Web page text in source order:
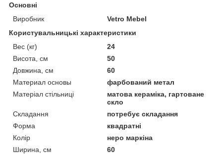
Основні
Виробник
Vetro Mebel
Користувальницькі характеристики
Вес (кг)
24
Висота, см
50
Довжина, см
60
Материал основы
фарбований метал
Матеріал стільниці
матова кераміка, гартоване
скло
Складання
потребує складання
Форма
квадратні
Колір
неро маркіна
Ширина, см
60